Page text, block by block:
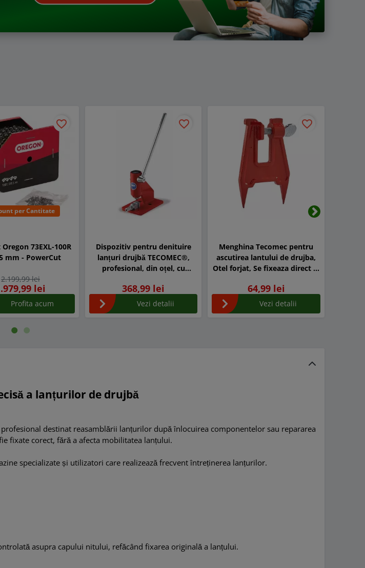
per Cantitate
favorite_border
73EXL-100R
mm - PowerCut
2.199,99 lei
lei
Profita acum
favorite_border
Dispozitiv pentru denituire
lanțuri drujbă TECOMEC®,
profesional, din oțel, cu
368,99 lei
Vezi detalii
favorite_border
Menghina Tecomec pentru
ascutirea lantului de drujba,
Otel forjat, Se fixeaza direct in
64,99 lei
Vezi detalii
a lanțurilor de drujbă
destinat reasamblării lanțurilor după înlocuirea componentelor sau repararea
fixate corect, fără a afecta mobilitatea lanțului.
specializate și utilizatori care realizează frecvent întreținerea lanțurilor.
asupra capului nitului, refăcând fixarea originală a lanțului.